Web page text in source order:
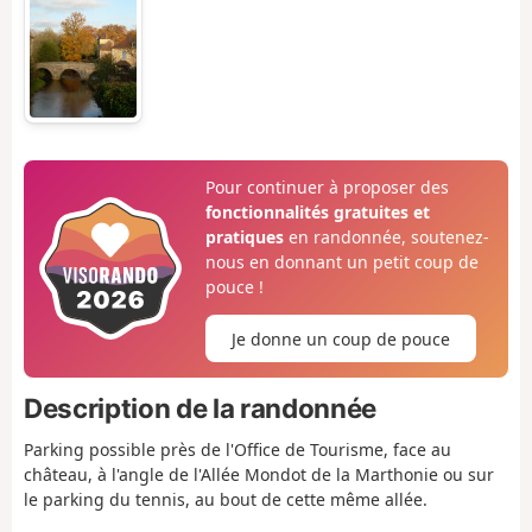
Pour continuer à proposer des
fonctionnalités gratuites et
pratiquesen randonnée, soutenez-
nous en donnant un petit coup de
pouce !
Je donne un coup de pouce
Description de la randonnée
Parking possible près de l'Office de Tourisme, face au
château, à l'angle de l'Allée Mondot de la Marthonie ou sur
le parking du tennis, au bout de cette même allée.